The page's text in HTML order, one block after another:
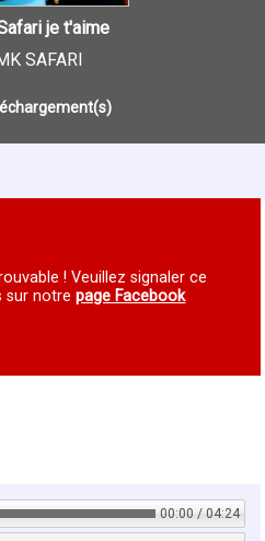
je t'aime
SAFARI
! Veuillez signaler ce
sur notrepage Facebook
00:00 / 04:24